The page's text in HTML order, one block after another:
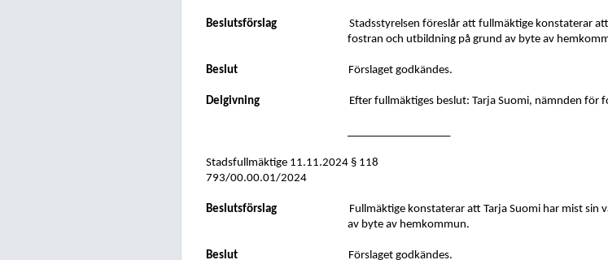
Beslutsförslag
Stadsstyrelsen föreslår att fullmäktige konstaterar
fostran och utbildning på grund av byte av
Beslut Förslaget godkändes.
Delgivning Efter fullmäktiges beslut: Tarja Suomi, nämnden för
Stadsfullmäktige 11.11.2024 § 118
793/00.00.01/2024
Beslutsförslag
Fullmäktige konstaterar att Tarja Suomi har mist
av byte av hemkommun.
Beslut Förslaget godkändes.